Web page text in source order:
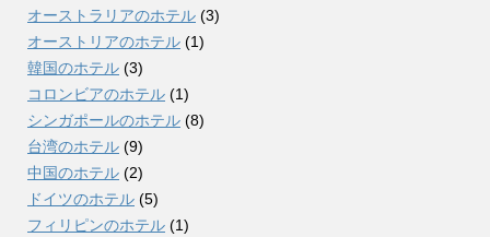
オーストラリアのホテル (3)
オーストリアのホテル (1)
韓国のホテル (3)
コロンビアのホテル (1)
シンガポールのホテル (8)
台湾のホテル (9)
中国のホテル (2)
ドイツのホテル (5)
フィリピンのホテル (1)